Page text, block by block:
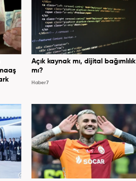
Açık kaynak mı, dijital bağımlılık
mı?
Haber7